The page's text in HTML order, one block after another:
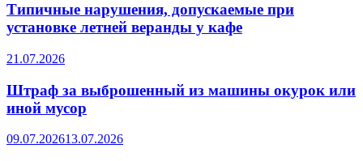
Типичные нарушения, допускаемые при
установке летней веранды у кафе
21.07.2026
Штраф за выброшенный из машины окурок или
иной мусор
09.07.202613.07.2026